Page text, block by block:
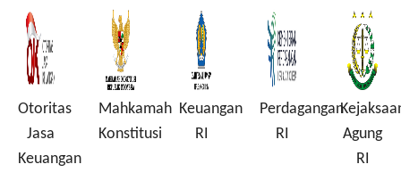
Otoritas
Jasa
Keuangan
Mahkamah
Konstitusi
Keuangan
RI
Perdagangan
RI
Agung
RI